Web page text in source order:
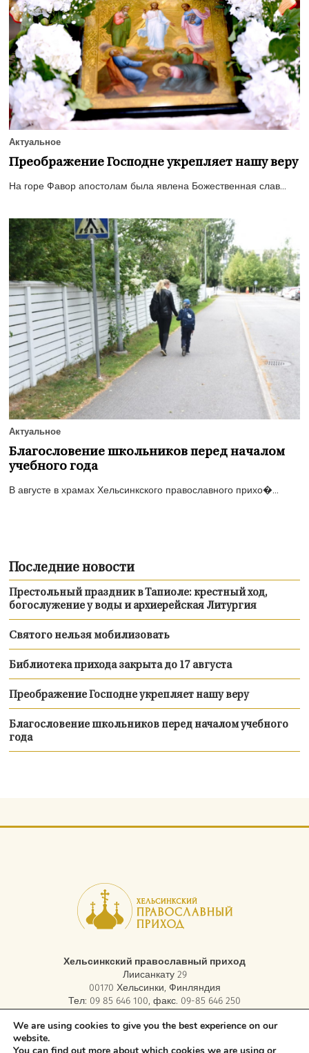
Актуальное
Преображение Господне укрепляет нашу веру
На горе Фавор апостолам была явлена Божественная слав...
Актуальное
Благословение школьников перед началом
учебного года
В августе в храмах Хельсинкского православного прихо�...
Последние новости
Престольный праздник в Тапиоле: крестный ход,
богослужение у воды и архиерейская Литургия
Святого нельзя мобилизовать
Библиотека прихода закрыта до 17 августа
Преображение Господне укрепляет нашу веру
Благословение школьников перед началом учебного
года
Хельсинкский православный приход
Лиисанкату 29
00170 Хельсинки, Финляндия
Тел: 09 85 646 100, факс. 09-85 646 250
электронная почта:asiakaspalvelu.helsinki@ort.fi
We are using cookies to give you the best experience on our
website.